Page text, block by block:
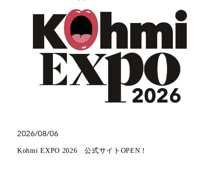
2026/08/06
Kohmi EXPO 2026 公式サイトOPEN！